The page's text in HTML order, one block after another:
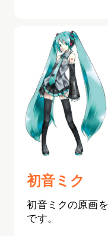
初音ミク
初音ミクの原画
です。